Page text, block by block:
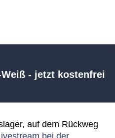
- jetzt kostenfrei
auf dem Rückweg
bei der